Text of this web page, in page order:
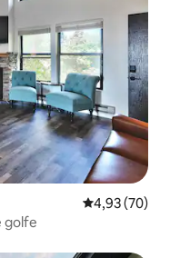
4,93 de uma
4,93 (70)
golfe